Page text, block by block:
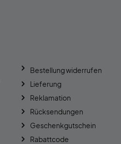
Bestellung widerrufen
Lieferung
Reklamation
Rücksendungen
Geschenkgutschein
Rabattcode